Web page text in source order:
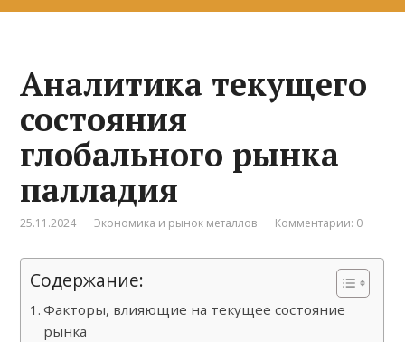
Аналитика текущего
состояния
глобального рынка
палладия
25.11.2024 Экономика и рынок металлов Комментарии: 0
Содержание:
Факторы, влияющие на текущее состояние
рынка